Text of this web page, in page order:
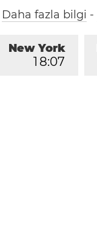
Daha fazla bilgi -
New York
1 8:07